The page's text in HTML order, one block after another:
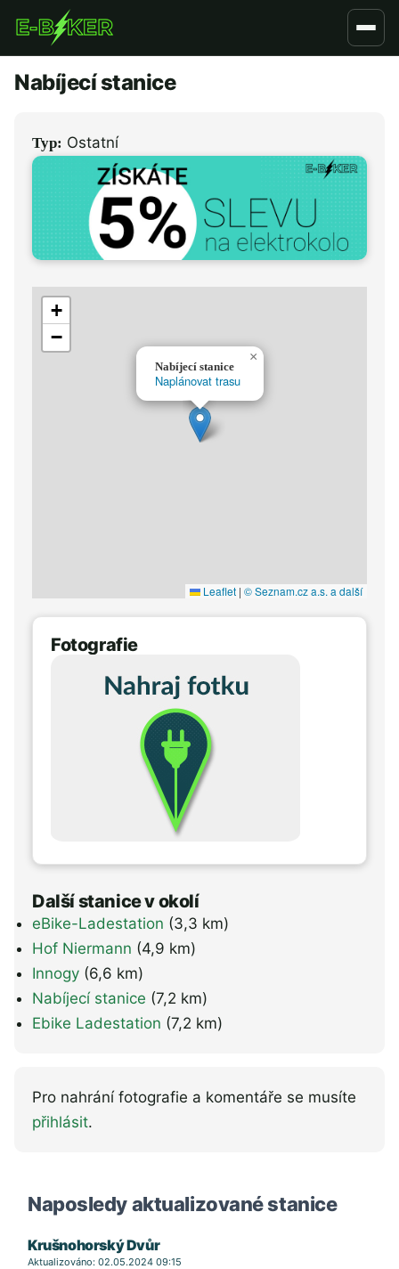
obsahu
Nabíjecí stanice
Typ: Ostatní
Nabíjecí stanice
Naplánovat trasu
×
+
−
Leaflet | © Seznam.cz a.s. a další
Fotografie
Další stanice v okolí
eBike-Ladestation (3,3 km)
Hof Niermann (4,9 km)
Innogy (6,6 km)
Nabíjecí stanice (7,2 km)
Ebike Ladestation (7,2 km)
Pro nahrání fotografie a komentáře se musíte
přihlásit.
Naposledy aktualizované stanice
Krušnohorský Dvůr
Aktualizováno: 02.05.2024 09:15